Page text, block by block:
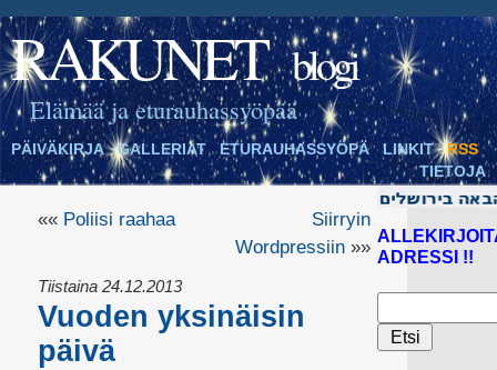
RAKUNET blogi
Elämää ja eturauhassyöpää
PÄIVÄKIRJA GALLERIAT ETURAUHASSYÖPÄ LINKIT
RSS
TIETOJA
«« Poliisi raahaa
Siirryin
Wordpressiin»»
Tiistaina 24.12.2013
Vuoden yksinäisin
päivä
ADRESSI !!